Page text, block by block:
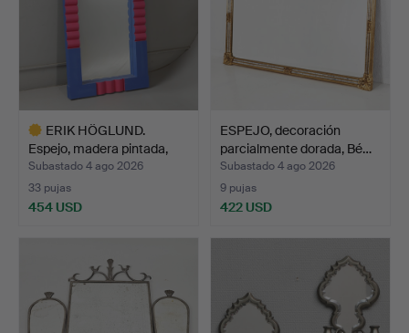
ERIK HÖGLUND.
Espejo, madera pintada,
Erik…
Subastado 4 ago 2026
33 pujas
454 USD
ESPEJO, decoración
parcialmente dorada, Bé…
Subastado 4 ago 2026
9 pujas
422 USD